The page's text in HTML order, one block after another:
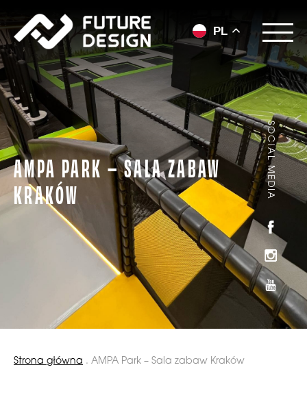
PL
SOCIAL MEDIA
AMPA PARK – SALA ZABAW
KRAKÓW
Strona główna . AMPA Park – Sala zabaw Kraków